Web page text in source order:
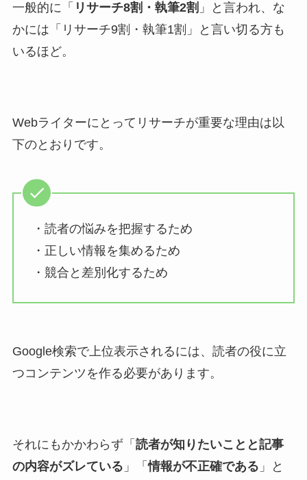
一般的に「 リサーチ8割・執筆2割 」と言われ、な
かには「リサーチ9割・執筆1割」と言い切る方も
いるほど。
Webライターにとってリサーチが重要な理由は以
下のとおりです。
・読者の悩みを把握するため
・正しい情報を集めるため
・競合と差別化するため
Google検索で上位表示されるには、読者の役に立
つコンテンツを作る必要があります。
それにもかかわらず「 読者が知りたいことと記事
の内容がズレている 」「情報が不正確である 」と